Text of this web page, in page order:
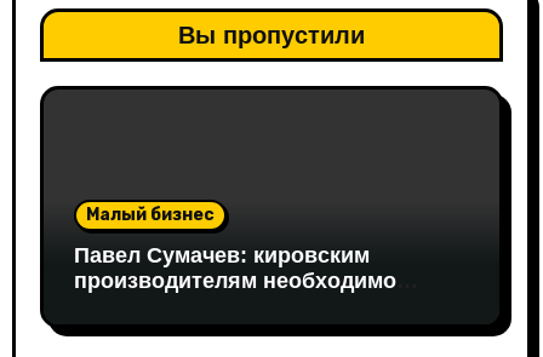
Вы пропустили
Малый бизнес
Павел Сумачев: кировским
производителям необходимо
рынок